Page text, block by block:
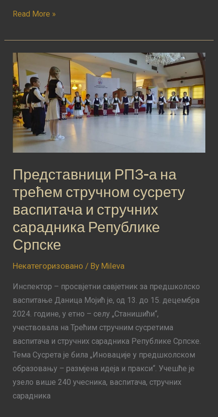
Read More »
Представници РПЗ-а на
трећем стручном сусрету
васпитача и стручних
сарадника Републике
Српске
Некатегоризовано / By Mileva
Инспектор – просвјетни савјетник за предшколско
васпитање Даница Мојић је, од 13. до 15. децембра
2024. године, у етно – селу „Станишићи“,
учествовала на Трећим стручним сусретима
васпитача и стручних сарадника Републике Српске.
Тема Сусрета је била „Иновације у предшколском
образовању – размјена идеја и пракси“. Учешће је
узело више 240 учесника, васпитача, стручних
сарадника
Представници
РПЗ-
а
на
трећем
стручном
сусрету
васпитача
и
стручних
сарадника
Републике
Српске